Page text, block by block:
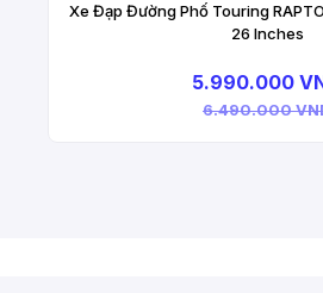
Xe Đạp Đường Phố Touring
26 Inches
5.990.000
6.490.000